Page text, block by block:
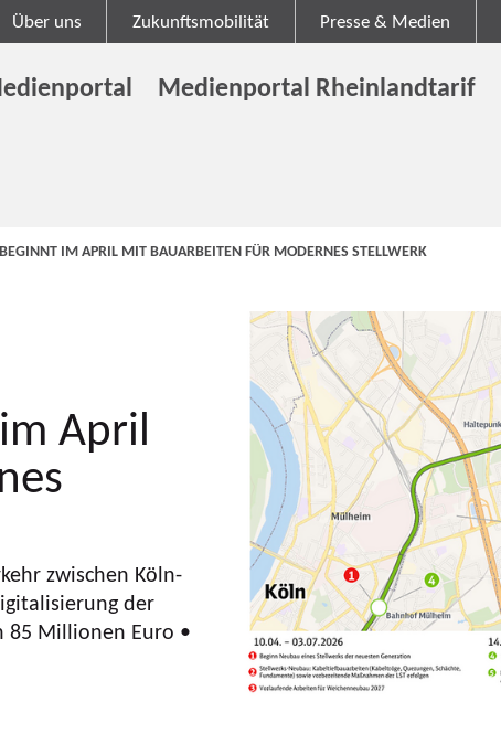
Über uns Zukunftsmobilität Presse & Medien
Medienportal Rheinlandtarif
IM APRIL MIT BAUARBEITEN FÜR MODERNES STELLWERK
April
zwischen Köln-
der
85 Millionen Euro •